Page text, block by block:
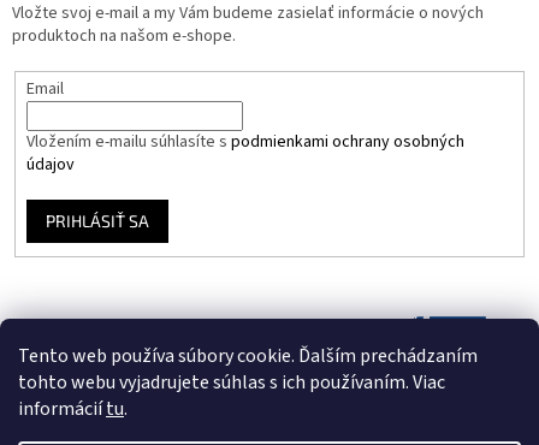
Tento web používa súbory cookie. Ďalším prechádzaním
tohto webu vyjadrujete súhlas s ich používaním. Viac
informáciítu.
Vložte svoj e-mail a my Vám budeme zasielať informácie o nových
produktoch na našom e-shope.
Email
Vložením e-mailu súhlasíte s podmienkami ochrany osobných
údajov
PRIHLÁSIŤ SA